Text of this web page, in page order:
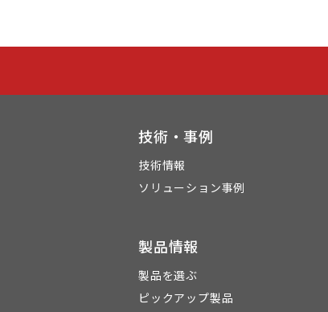
技術・事例
技術情報
ソリューション事例
製品情報
製品を選ぶ
ピックアップ製品